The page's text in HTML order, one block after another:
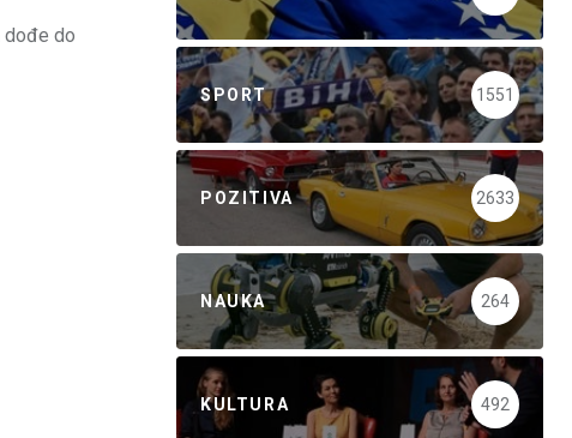
dođe do
SPORT 1551
POZITIVA 2633
NAUKA 264
KULTURA 492